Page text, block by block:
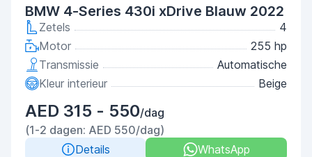
BMW 4-Series 430i xDrive Blauw 2022
Zetels
4
Motor
255 hp
Transmissie
Automatische
Kleur interieur
Beige
AED 315 - 550/dag
(1-2 dagen: AED 550/dag)
Details
WhatsApp